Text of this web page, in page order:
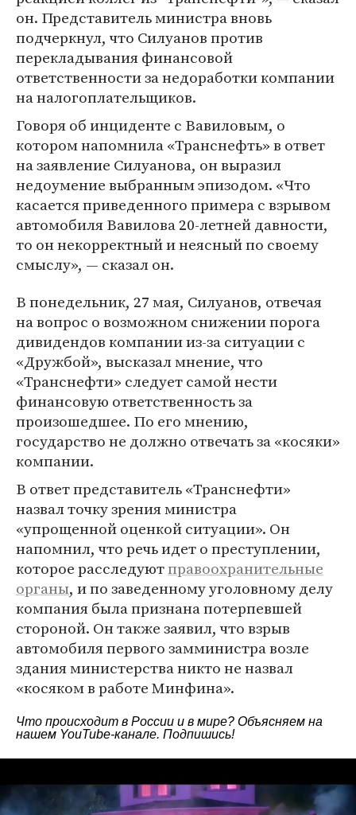
он. Представитель министра вновь
подчеркнул, что Силуанов против
перекладывания финансовой
ответственности за недоработки компании
на налогоплательщиков.
Говоря об инциденте с Вавиловым, о
котором напомнила «Транснефть» в ответ
на заявление Силуанова, он выразил
недоумение выбранным эпизодом. «Что
касается приведенного примера с взрывом
автомобиля Вавилова 20-летней давности,
то он некорректный и неясный по своему
смыслу», — сказал он.
В понедельник, 27 мая, Силуанов, отвечая
на вопрос о возможном снижении порога
дивидендов компании из-за ситуации с
«Дружбой», высказал мнение, что
«Транснефти» следует самой нести
финансовую ответственность за
произошедшее. По его мнению,
государство не должно отвечать за «косяки»
компании.
В ответ представитель «Транснефти»
назвал точку зрения министра
«упрощенной оценкой ситуации». Он
напомнил, что речь идет о преступлении,
которое расследуютправоохранительные
органы, и по заведенному уголовному делу
компания была признана потерпевшей
стороной. Он также заявил, что взрыв
автомобиля первого замминистра возле
здания министерства никто не назвал
«косяком в работе Минфина».
Что происходит в России и в мире? Объясняем на
нашем YouTube-канале. Подпишись!